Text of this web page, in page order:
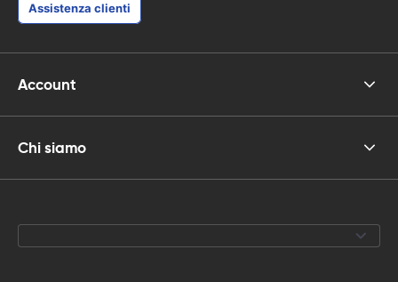
Assistenza clienti
Account
Chi siamo